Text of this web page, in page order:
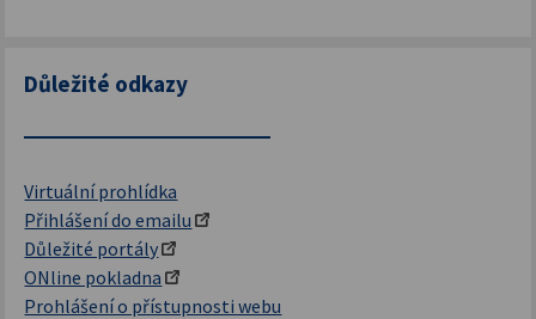
Důležité odkazy
Virtuální prohlídka
Přihlášení do emailu
Důležité portály
ONline pokladna
Prohlášení o přístupnosti webu